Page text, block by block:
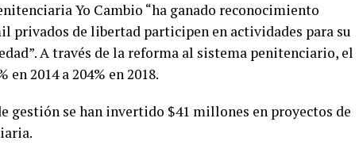
Yo Cambio “ha ganado reconocimiento
privados de libertad participen en actividades para su
A través de la reforma al sistema penitenciario, el
2014 a 204% en 2018.
gestión se han invertido $41 millones en proyectos de